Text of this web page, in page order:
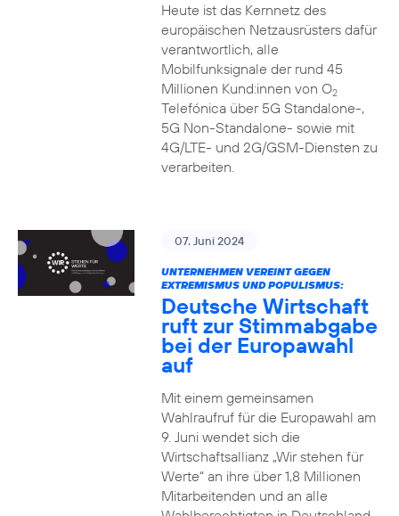
Heute ist das Kernnetz des
europäischen Netzausrüsters dafür
verantwortlich, alle
Mobilfunksignale der rund 45
Millionen Kund:innen von O2
Telefónica über 5G Standalone-,
5G Non-Standalone- sowie mit
4G/LTE- und 2G/GSM-Diensten zu
verarbeiten.
07. Juni 2024
UNTERNEHMEN VEREINT GEGEN
EXTREMISMUS UND POPULISMUS:
Deutsche Wirtschaft
ruft zur Stimmabgabe
bei der Europawahl
auf
Mit einem gemeinsamen
Wahlraufruf für die Europawahl am
9. Juni wendet sich die
Wirtschaftsallianz „Wir stehen für
Werte“ an ihre über 1,8 Millionen
Mitarbeitenden und an alle